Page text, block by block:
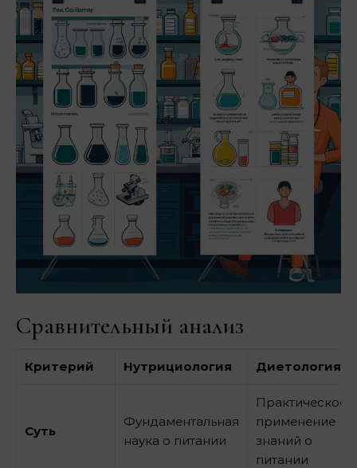
Сравнительный анализ
Критерий Нутрициология Диетология
Суть
Фундаментальная
наука о питании
Практическое
применение
знаний о
питании